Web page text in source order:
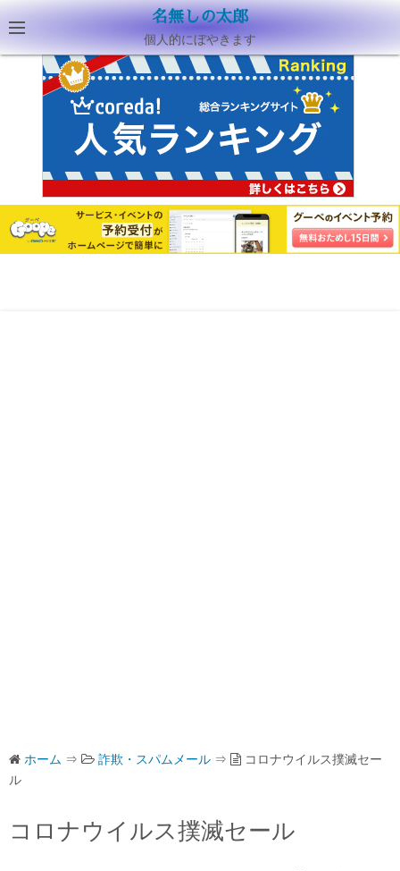
名無しの太郎
個人的にぼやきます
ホーム ⇒ 詐欺・スパムメール ⇒
コロナウイルス撲滅セー
ル
コロナウイルス撲滅セール